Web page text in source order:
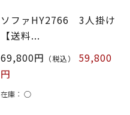
ソファHY2766 3人掛け
【送料...
69,800円 （税込）
59,800
円
在庫：○